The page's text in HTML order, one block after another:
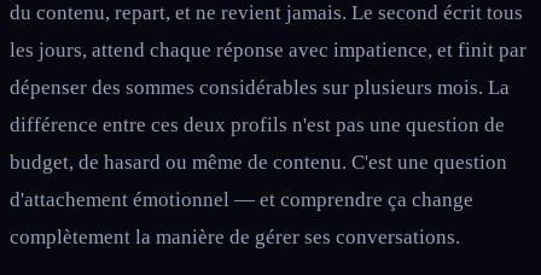
du contenu, repart, et ne revient jamais. Le second écrit tous
les jours, attend chaque réponse avec impatience, et finit par
dépenser des sommes considérables sur plusieurs mois. La
différence entre ces deux profils n'est pas une question de
budget, de hasard ou même de contenu. C'est une question
d'attachement émotionnel — et comprendre ça change
complètement la manière de gérer ses conversations.